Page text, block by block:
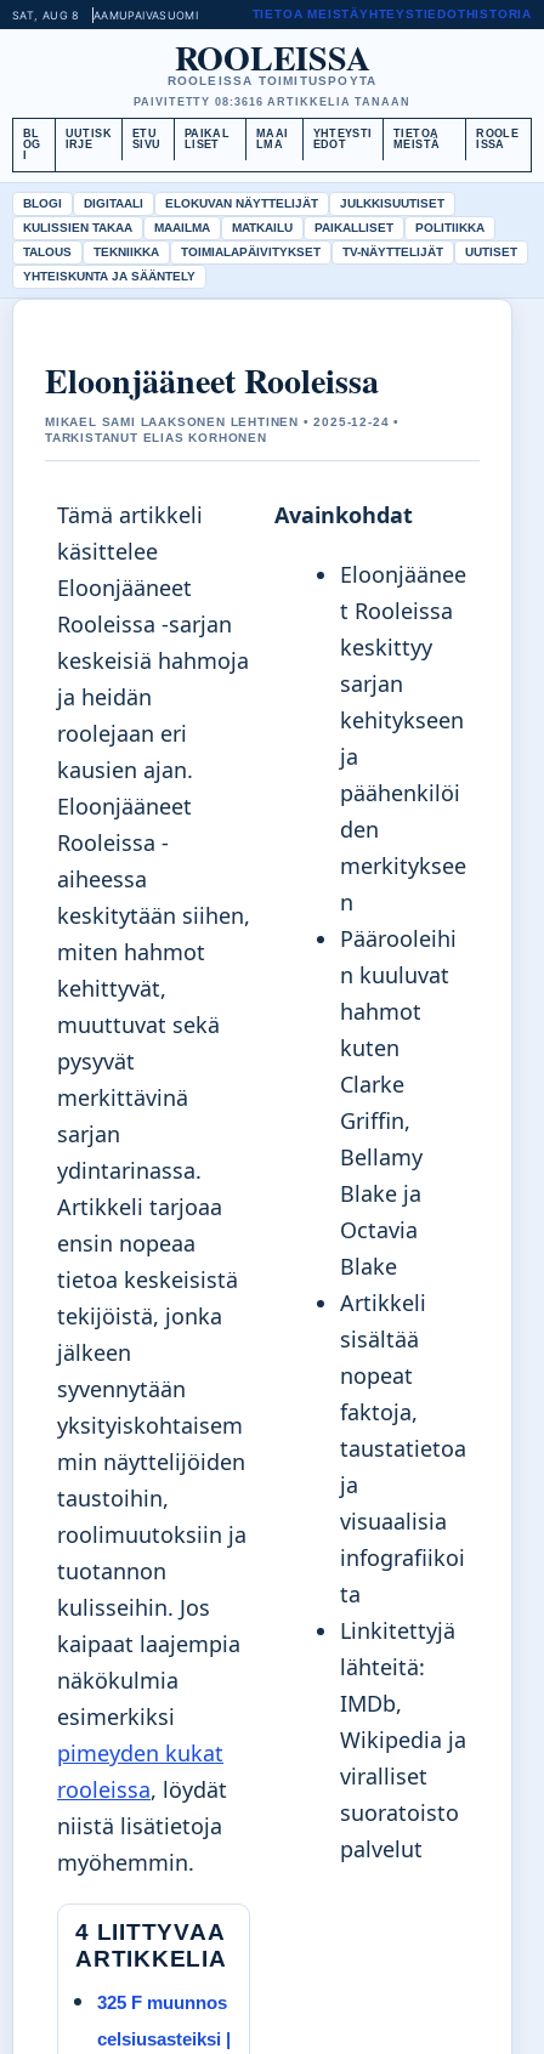
SAT, AUG 8 AAMUPAIVASUOMI TIETOA MEISTÄYHTEYSTIEDOTHISTORIA
ROOLEISSA
ROOLEISSA TOIMITUSPOYTA
PAIVITETTY 08:3616 ARTIKKELIA TANAAN
BL
OG
UUTISK
IRJE
ETU
SIVU
PAIKAL
LISET
MAAI
LMA
YHTEYSTI
EDOT
TIETOA
MEISTÄ
ROOLE
ISSA
BLOGI DIGITAALI ELOKUVAN NÄYTTELIJÄT
JULKKISUUTISET
KULISSIEN TAKAA
MAAILMA MATKAILU PAIKALLISET
POLITIIKKA
TALOUS
TEKNIIKKA TOIMIALAPÄIVITYKSET TV-NÄYTTELIJÄT
UUTISET
YHTEISKUNTA JA SÄÄNTELY
Eloonjääneet Rooleissa
MIKAEL SAMI LAAKSONEN LEHTINEN • 2025-12-24 •
TARKISTANUT ELIAS KORHONEN
Tämä artikkeli
käsittelee
Eloonjääneet
Rooleissa -sarjan
keskeisiä hahmoja
ja heidän
roolejaan eri
kausien ajan.
Eloonjääneet
Rooleissa -
aiheessa
keskitytään siihen,
miten hahmot
kehittyvät,
muuttuvat sekä
pysyvät
merkittävinä
sarjan
ydintarinassa.
Artikkeli tarjoaa
ensin nopeaa
tietoa keskeisistä
tekijöistä, jonka
jälkeen
syvennytään
yksityiskohtaisem
min näyttelijöiden
taustoihin,
roolimuutoksiin ja
tuotannon
kulisseihin. Jos
kaipaat laajempia
näkökulmia
esimerkiksi
pimeyden kukat
rooleissa, löydät
niistä lisätietoja
myöhemmin.
4 LIITTYVAA
ARTIKKELIA
325 F muunnos
celsiusasteiksi |
Avainkohdat
Eloonjäänee
t Rooleissa
keskittyy
sarjan
kehitykseen
ja
päähenkilöi
den
merkityksee
n
Päärooleihi
n kuuluvat
hahmot
kuten
Clarke
Griffin,
Bellamy
Blake ja
Octavia
Blake
Artikkeli
sisältää
nopeat
faktoja,
taustatietoa
ja
visuaalisia
infografiikoi
ta
Linkitettyjä
lähteitä:
IMDb,
Wikipedia ja
viralliset
suoratoisto
palvelut